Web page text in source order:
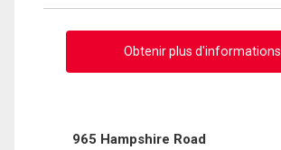
Obtenir plus d'informations
965 Hampshire Road